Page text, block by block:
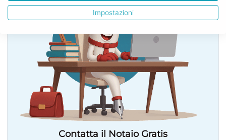
Contatta il Notaio Gratis
Impostazioni